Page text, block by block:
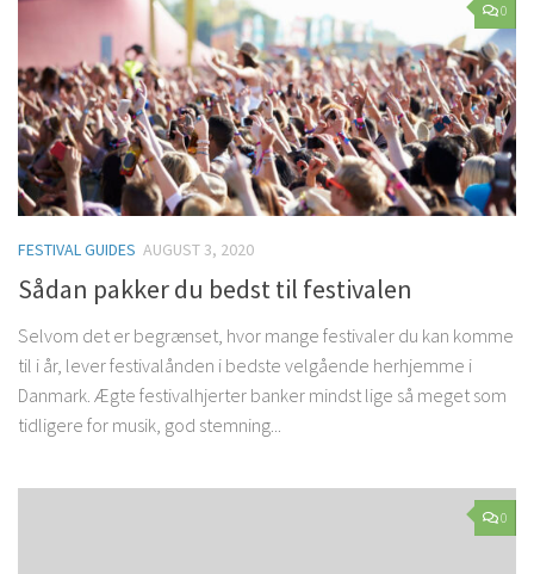
0
FESTIVAL GUIDES AUGUST 3, 2020
Sådan pakker du bedst til festivalen
Selvom det er begrænset, hvor mange festivaler du kan komme
til i år, lever festivalånden i bedste velgående herhjemme i
Danmark. Ægte festivalhjerter banker mindst lige så meget som
tidligere for musik, god stemning...
0